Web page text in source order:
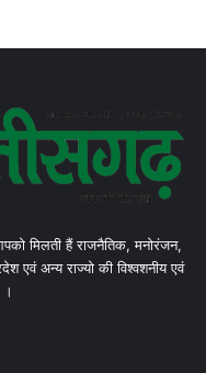
मिलती हैं राजनैतिक, मनोरंजन,
एवं अन्य राज्यो की विश्वशनीय एवं